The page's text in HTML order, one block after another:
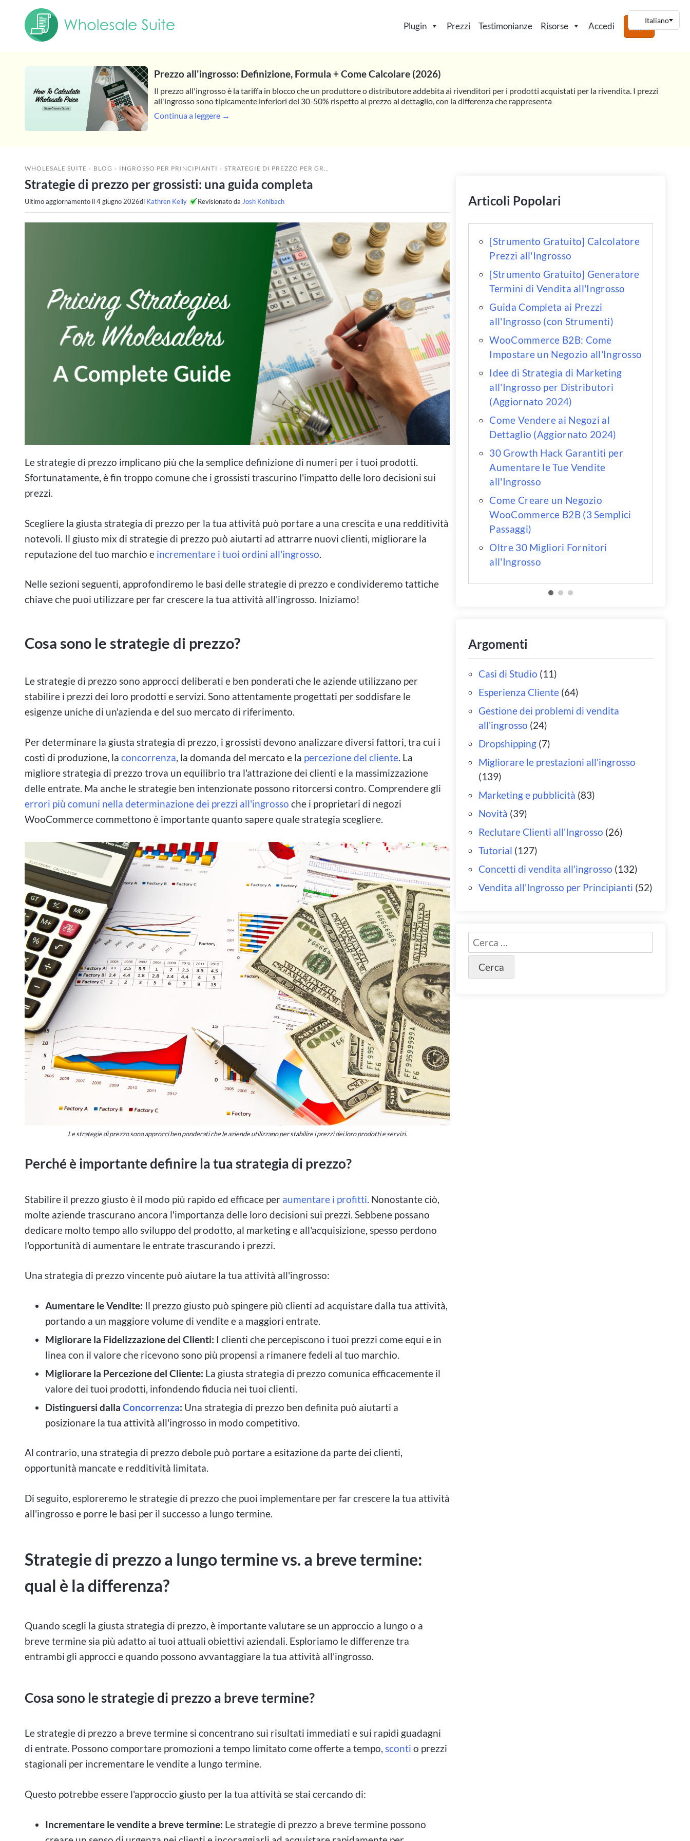
Plugin Prezzi Testimonianze Risorse Accedi Inizia
Prezzo all'ingrosso: Definizione, Formula + Come Calcolare (2026)
Il prezzo all'ingrosso è la tariffa in blocco che un produttore o distributore addebita ai rivenditori per i prodotti acquistati per la rivendita. I prezzi
all'ingrosso sono tipicamente inferiori del 30-50% rispetto al prezzo al dettaglio, con la differenza che rappresenta
Continua a leggere →
WHOLESALE SUITE » BLOG » INGROSSO PER PRINCIPIANTI » STRATEGIE DI PREZZO PER GROSSISTI: UNA GUIDA COMPLETA
Strategie di prezzo per grossisti: una guida completa
Ultimo aggiornamento il4 giugno 2026di Kathren Kelly Revisionato da Josh Kohlbach
Le strategie di prezzo implicano più che la semplice definizione di numeri per i tuoi prodotti.
Sfortunatamente, è fin troppo comune che i grossisti trascurino l'impatto delle loro decisioni sui
prezzi.
Scegliere la giusta strategia di prezzo per la tua attività può portare a una crescita e una redditività
notevoli. Il giusto mix di strategie di prezzo può aiutarti ad attrarre nuovi clienti, migliorare la
reputazione del tuo marchio e incrementare i tuoi ordini all'ingrosso.
Nelle sezioni seguenti, approfondiremo le basi delle strategie di prezzo e condivideremo tattiche
chiave che puoi utilizzare per far crescere la tua attività all'ingrosso. Iniziamo!
Cosa sono le strategie di prezzo?
Le strategie di prezzo sono approcci deliberati e ben ponderati che le aziende utilizzano per
stabilire i prezzi dei loro prodotti e servizi. Sono attentamente progettati per soddisfare le
esigenze uniche di un'azienda e del suo mercato di riferimento.
Per determinare la giusta strategia di prezzo, i grossisti devono analizzare diversi fattori, tra cui i
costi di produzione, la concorrenza, la domanda del mercato e la percezione del cliente. La
migliore strategia di prezzo trova un equilibrio tra l'attrazione dei clienti e la massimizzazione
delle entrate. Ma anche le strategie ben intenzionate possono ritorcersi contro. Comprendere gli
errori più comuni nella determinazione dei prezzi all'ingrosso che i proprietari di negozi
WooCommerce commettono è importante quanto sapere quale strategia scegliere.
Le strategie di prezzo sono approcci ben ponderati che le aziende utilizzano per stabilire i prezzi dei loro prodotti e servizi.
Perché è importante definire la tua strategia di prezzo?
Stabilire il prezzo giusto è il modo più rapido ed efficace per aumentare i profitti. Nonostante ciò,
molte aziende trascurano ancora l'importanza delle loro decisioni sui prezzi. Sebbene possano
dedicare molto tempo allo sviluppo del prodotto, al marketing e all'acquisizione, spesso perdono
l'opportunità di aumentare le entrate trascurando i prezzi.
Una strategia di prezzo vincente può aiutare la tua attività all'ingrosso:
Aumentare le Vendite: Il prezzo giusto può spingere più clienti ad acquistare dalla tua attività,
portando a un maggiore volume di vendite e a maggiori entrate.
Migliorare la Fidelizzazione dei Clienti: I clienti che percepiscono i tuoi prezzi come equi e in
linea con il valore che ricevono sono più propensi a rimanere fedeli al tuo marchio.
Migliorare la Percezione del Cliente: La giusta strategia di prezzo comunica efficacemente il
valore dei tuoi prodotti, infondendo fiducia nei tuoi clienti.
Distinguersi dalla Concorrenza: Una strategia di prezzo ben definita può aiutarti a
posizionare la tua attività all'ingrosso in modo competitivo.
Al contrario, una strategia di prezzo debole può portare a esitazione da parte dei clienti,
opportunità mancate e redditività limitata.
Di seguito, esploreremo le strategie di prezzo che puoi implementare per far crescere la tua attività
all'ingrosso e porre le basi per il successo a lungo termine.
Strategie di prezzo a lungo termine vs. a breve termine:
qual è la differenza?
Quando scegli la giusta strategia di prezzo, è importante valutare se un approccio a lungo o a
breve termine sia più adatto ai tuoi attuali obiettivi aziendali. Esploriamo le differenze tra
entrambi gli approcci e quando possono avvantaggiare la tua attività all'ingrosso.
Cosa sono le strategie di prezzo a breve termine?
Le strategie di prezzo a breve termine si concentrano sui risultati immediati e sui rapidi guadagni
di entrate. Possono comportare promozioni a tempo limitato come offerte a tempo, sconti o prezzi
stagionali per incrementare le vendite a lungo termine.
Questo potrebbe essere l'approccio giusto per la tua attività se stai cercando di:
Incrementare le vendite a breve termine: Le strategie di prezzo a breve termine possono
Articoli Popolari
[Strumento Gratuito] Calcolatore
Prezzi all'Ingrosso
[Strumento Gratuito] Generatore
Termini di Vendita all'Ingrosso
Guida Completa ai Prezzi
all'Ingrosso (con Strumenti)
WooCommerce B2B: Come
Impostare un Negozio all'Ingrosso
Idee di Strategia di Marketing
all'Ingrosso per Distributori
(Aggiornato 2024)
Come Vendere ai Negozi al
Dettaglio (Aggiornato 2024)
30 Growth Hack Garantiti per
Aumentare le Tue Vendite
all'Ingrosso
Come Creare un Negozio
WooCommerce B2B (3 Semplici
Passaggi)
Oltre 30 Migliori Fornitori
all'Ingrosso
Argomenti
Casi di Studio (11)
Esperienza Cliente (64)
Gestione dei problemi di vendita
all'ingrosso (24)
Dropshipping (7)
Migliorare le prestazioni all'ingrosso
(139)
Marketing e pubblicità (83)
Novità (39)
Reclutare Clienti all'Ingrosso (26)
Tutorial (127)
Concetti di vendita all'ingrosso (132)
Vendita all'Ingrosso per Principianti (52)